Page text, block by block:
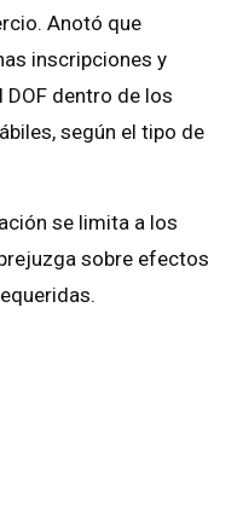
Anotó que
inscripciones y
dentro de los
según el tipo de
se limita a los
sobre efectos